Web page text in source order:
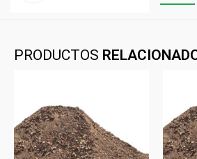
PRODUCTOS